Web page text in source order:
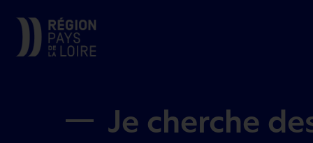
Je cherche